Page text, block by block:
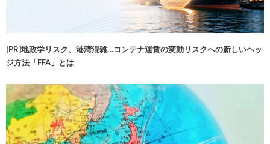
[PR]地政学リスク、港湾混雑…コンテナ運賃の変動リスクへの新しいヘッ
ジ方法「FFA」とは